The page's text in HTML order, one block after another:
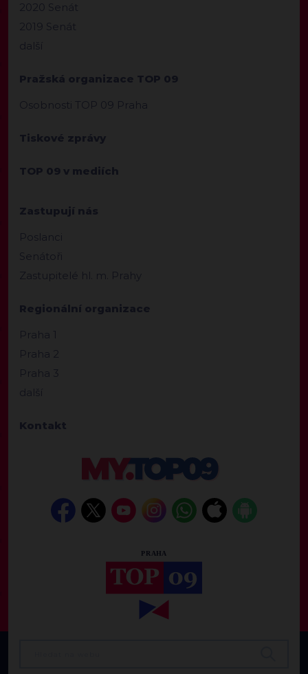
2020 Senát
2019 Senát
další
Pražská organizace TOP 09
Osobnosti TOP 09 Praha
Tiskové zprávy
TOP 09 v mediích
Zastupují nás
Poslanci
Senátoři
Zastupitelé hl. m. Prahy
Regionální organizace
Praha 1
Praha 2
Praha 3
další
Kontakt